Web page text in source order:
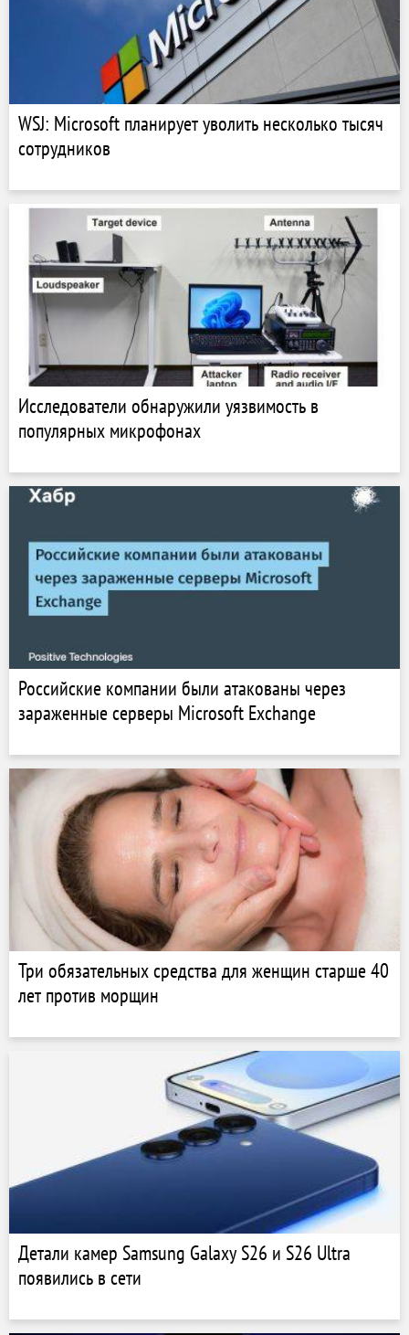
WSJ: Microsoft планирует уволить несколько тысяч
сотрудников
Исследователи обнаружили уязвимость в
популярных микрофонах
Российские компании были атакованы через
зараженные серверы Microsoft Exchange
Три обязательных средства для женщин старше 40
лет против морщин
Детали камер Samsung Galaxy S26 и S26 Ultra
появились в сети